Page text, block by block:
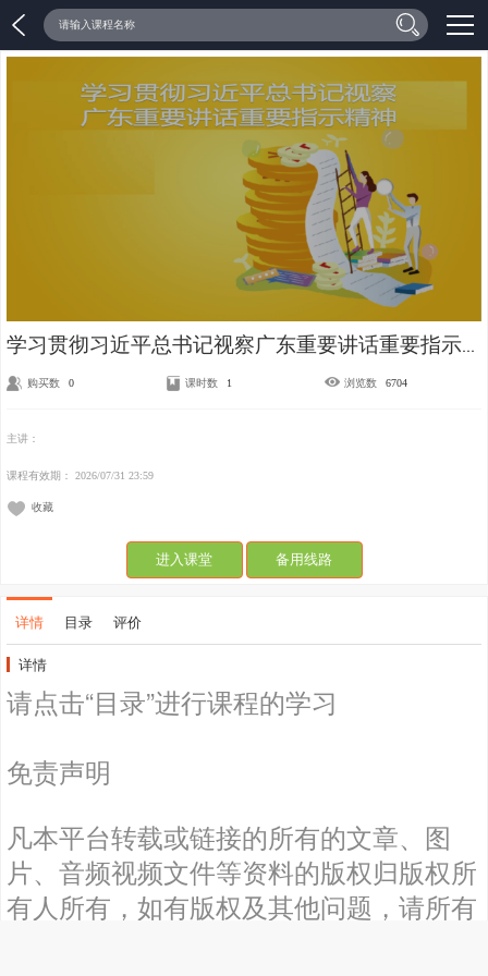
加载中...
学习贯彻习近平总书记视察广东重要讲话重要指示精神
购买数 0 课时数 1 浏览数 6704
主讲：
课程有效期： 2026/07/31 23:59
收藏
进入课堂 备用线路
详情 目录 评价
详情
请点击“目录”进行课程的学习
免责声明
凡本平台转载或链接的所有的文章、图
片、音频视频文件等资料的版权归版权所
有人所有，如有版权及其他问题，请所有